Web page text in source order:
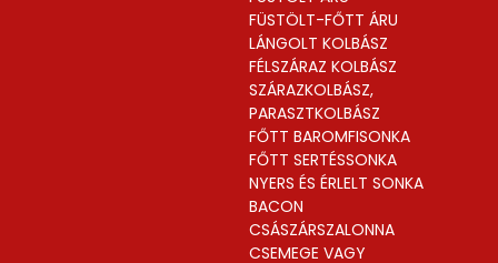
FÜSTÖLT-FŐTT ÁRU
LÁNGOLT KOLBÁSZ
FÉLSZÁRAZ KOLBÁSZ
SZÁRAZKOLBÁSZ,
PARASZTKOLBÁSZ
FŐTT BAROMFISONKA
FŐTT SERTÉSSONKA
NYERS ÉS ÉRLELT SONKA
BACON
CSÁSZÁRSZALONNA
CSEMEGE VAGY